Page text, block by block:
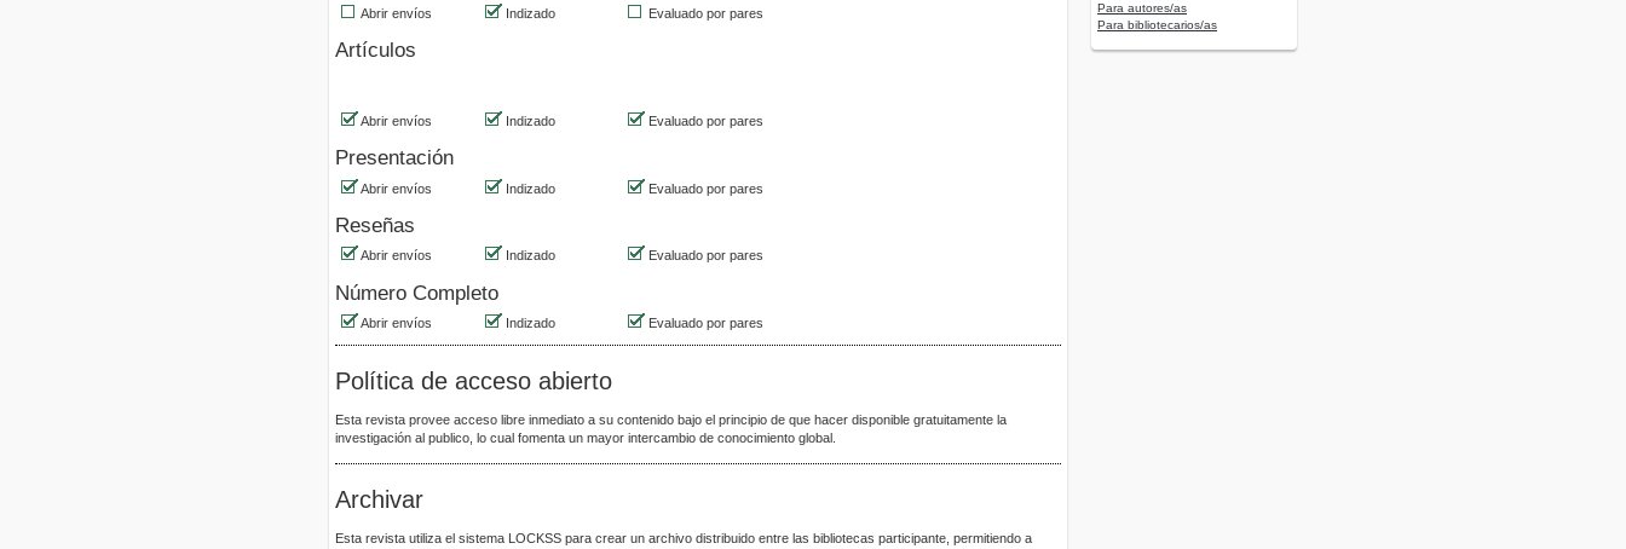
Para autores/as
Para bibliotecarios/as
Abrir envíos Indizado Evaluado por pares
Artículos
Abrir envíos Indizado Evaluado por pares
Presentación
Abrir envíos Indizado Evaluado por pares
Reseñas
Abrir envíos Indizado Evaluado por pares
Número Completo
Abrir envíos Indizado Evaluado por pares
Política de acceso abierto
Esta revista provee acceso libre inmediato a su contenido bajo el principio de que hacer disponible gratuitamente la
investigación al publico, lo cual fomenta un mayor intercambio de conocimiento global.
Archivar
Esta revista utiliza el sistema LOCKSS para crear un archivo distribuido entre las bibliotecas participante, permitiendo a